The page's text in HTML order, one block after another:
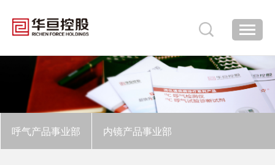
呼气产品事业部 内镜产品事业部